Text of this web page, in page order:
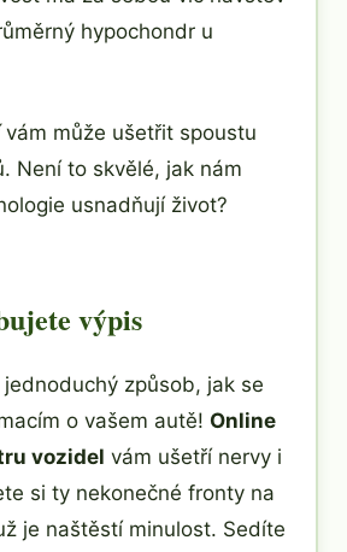
hypochondr u
vám může ušetřit spoustu
Není to skvělé, jak nám
usnadňují život?
výpis
jednoduchý způsob, jak se
o vašem autě! Online
vozidel vám ušetří nervy i
si ty nekonečné fronty na
je naštěstí minulost. Sedíte